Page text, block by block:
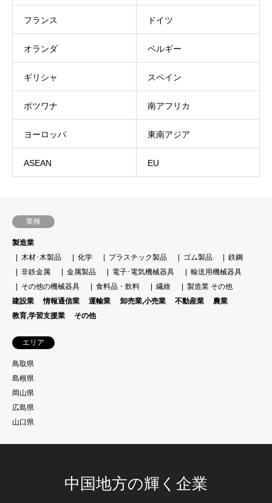
フランス ドイツ
オランダ ベルギー
ギリシャ スペイン
ボツワナ 南アフリカ
ヨーロッパ 東南アジア
ASEAN EU
業種
製造業
木材･木製品
化学 プラスチック製品 ゴム製品
鉄鋼
非鉄金属
金属製品 電子･電気機械器具
輸送用機械器具
その他の機械器具
食料品・飲料 繊維
製造業 その他
建設業
情報通信業 運輸業 卸売業,小売業 不動産業
農業
教育,学習支援業
その他
エリア
鳥取県
島根県
岡山県
広島県
山口県
中国地方の輝く企業